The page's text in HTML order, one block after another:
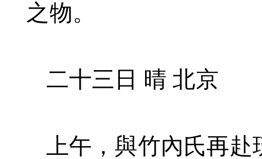
之物。
二十三日 晴 北京
上午，與竹內氏再